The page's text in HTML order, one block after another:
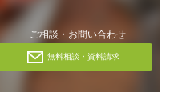
ご相談・お問い合わせ
無料相談・資料請求